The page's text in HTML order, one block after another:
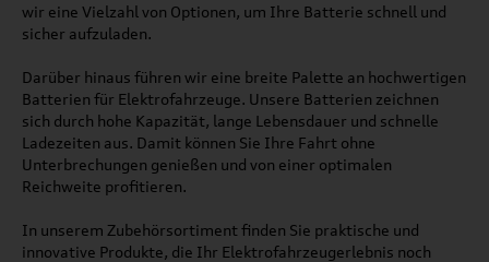
wir eine Vielzahl von Optionen, um Ihre Batterie schnell und
sicher aufzuladen.
Darüber hinaus führen wir eine breite Palette an hochwertigen
Batterien für Elektrofahrzeuge. Unsere Batterien zeichnen
sich durch hohe Kapazität, lange Lebensdauer und schnelle
Ladezeiten aus. Damit können Sie Ihre Fahrt ohne
Unterbrechungen genießen und von einer optimalen
Reichweite profitieren.
In unserem Zubehörsortiment finden Sie praktische und
innovative Produkte, die Ihr Elektrofahrzeugerlebnis noch